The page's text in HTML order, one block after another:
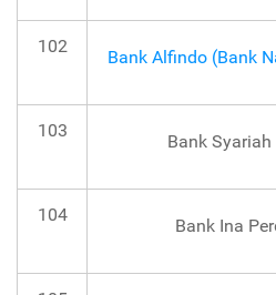
102
Bank Alfindo (Bank
103
Bank Syariah
104
Bank Ina